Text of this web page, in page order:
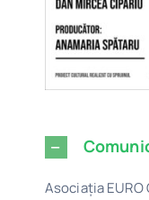
Asociaţia EURO